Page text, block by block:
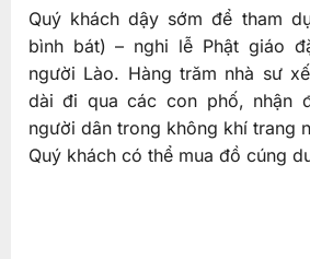
Quý khách dậy sớm để tham
bình bát) – nghi lễ Phật giáo
người Lào. Hàng trăm nhà sư
dài đi qua các con phố, nhận
người dân trong không khí trang
Quý khách có thể mua đồ cúng